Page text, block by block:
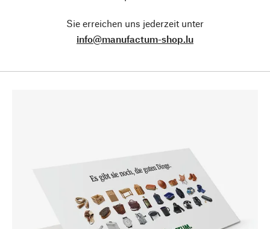
Sie erreichen uns jederzeit unter
info@manufactum-shop.lu